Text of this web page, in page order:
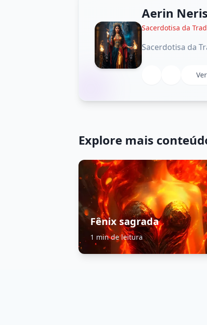
Aerin
Sacerdotisa da
Sacerdotisa da
Explore mais
Fênix sagrada
1 min de leitura